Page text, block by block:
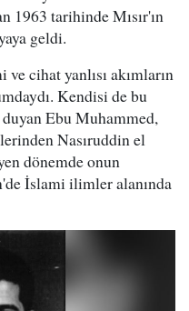
tarihinde Mısır'ın
geldi.
cihat yanlısı akımların
Kendisi de bu
Ebu Muhammed,
Nasıruddin el
dönemde onun
İslami ilimler alanında